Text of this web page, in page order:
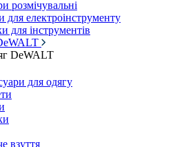
розмічувальні
для електроінструменту
для інструментів
DeWALT
для одягу
взуття